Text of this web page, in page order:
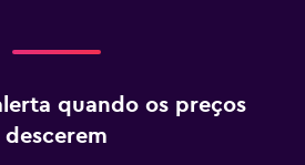
quando os preços
descerem